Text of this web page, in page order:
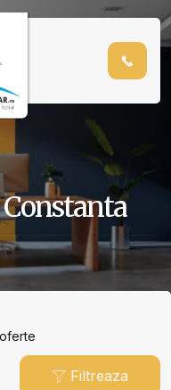
Constanta
Filtreaza